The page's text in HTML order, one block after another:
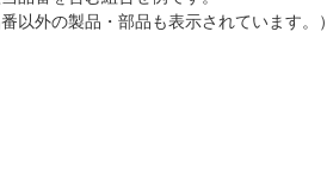
番以外の製品・部品も表示されています。）